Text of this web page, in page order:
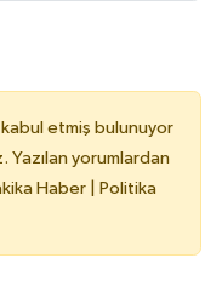
kabul etmiş bulunuyor
yorumlardan
Haber | Politika